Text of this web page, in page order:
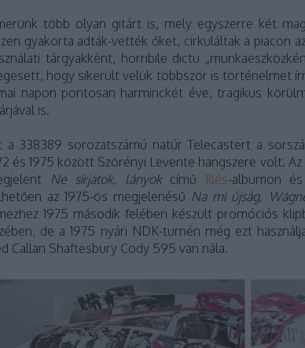
több olyan gitárt is, mely egyszerre két
gyakorta adták-vették őket, cirkuláltak a piacon
tárgyakként, horribile dictu
hogy sikerült velük többször is történelmet
napon pontosan harminckét éve, tragikus
is.
a 338389 sorozatszámú natúr Telecastert a
és 1975 között Szörényi Levente hangszere volt.
Ne sírjatok, lányokcímű Illés-albumon
az 1975-ös megjelenésű Na mi újság,
1975 második felében készült promóciós
de a 1975 nyári NDK-turnén még ezt
Callan Shaftesbury Cody 595 van nála.